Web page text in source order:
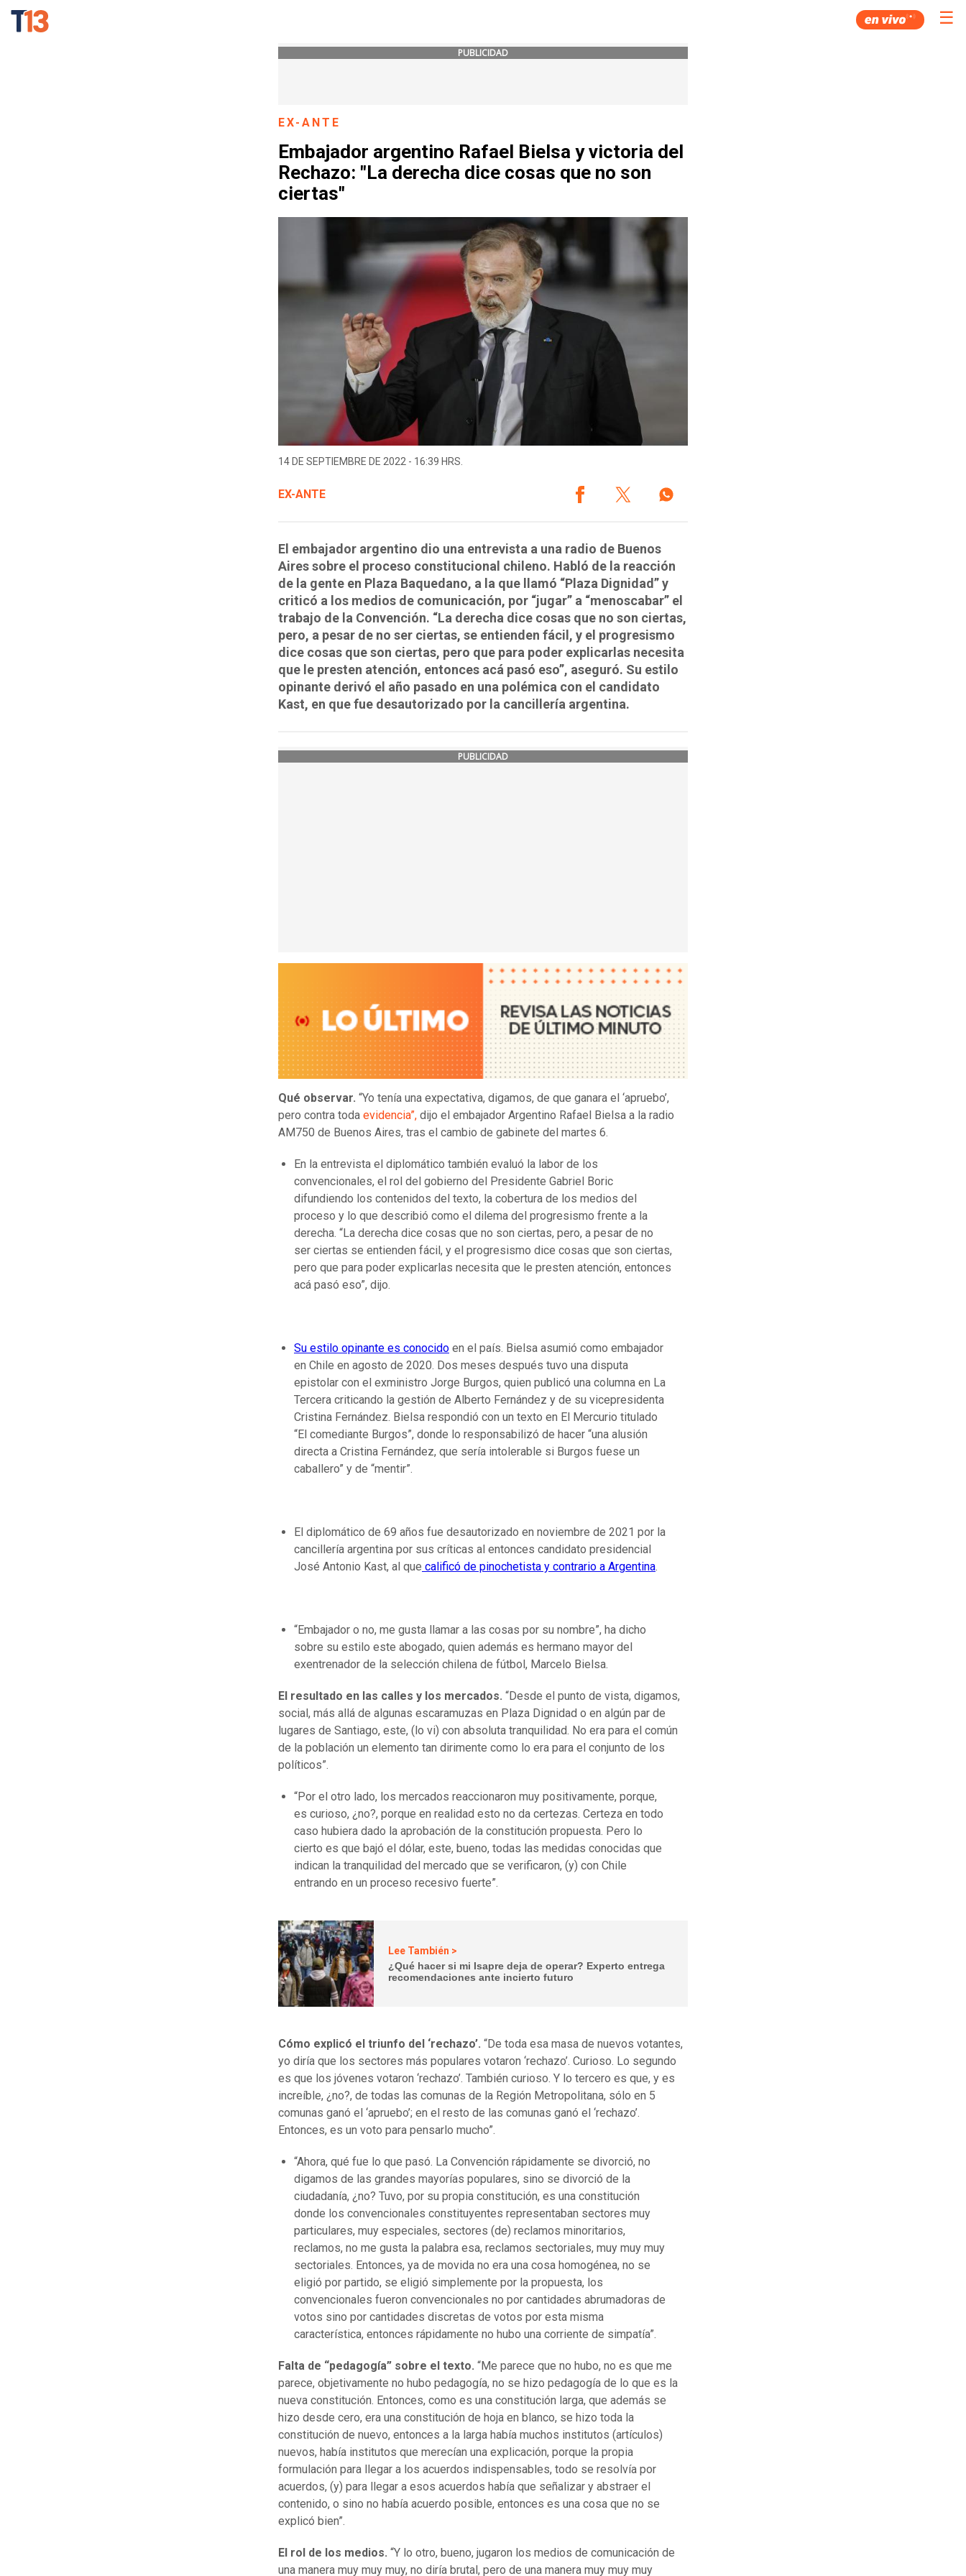
☰
PUBLICIDAD
EX-ANTE
Embajador argentino Rafael Bielsa y victoria del
Rechazo: "La derecha dice cosas que no son
ciertas"
14 DE SEPTIEMBRE DE 2022 - 16:39 HRS.
EX-ANTE
El embajador argentino dio una entrevista a una radio de Buenos
Aires sobre el proceso constitucional chileno. Habló de la reacción
de la gente en Plaza Baquedano, a la que llamó “Plaza Dignidad” y
criticó a los medios de comunicación, por “jugar” a “menoscabar” el
trabajo de la Convención. “La derecha dice cosas que no son ciertas,
pero, a pesar de no ser ciertas, se entienden fácil, y el progresismo
dice cosas que son ciertas, pero que para poder explicarlas necesita
que le presten atención, entonces acá pasó eso”, aseguró. Su estilo
opinante derivó el año pasado en una polémica con el candidato
Kast, en que fue desautorizado por la cancillería argentina.
PUBLICIDAD
Qué observar. “Yo tenía una expectativa, digamos, de que ganara el ‘apruebo’,
pero contra toda evidencia”, dijo el embajador Argentino Rafael Bielsa a la radio
AM750 de Buenos Aires, tras el cambio de gabinete del martes 6.
En la entrevista el diplomático también evaluó la labor de los
convencionales, el rol del gobierno del Presidente Gabriel Boric
difundiendo los contenidos del texto, la cobertura de los medios del
proceso y lo que describió como el dilema del progresismo frente a la
derecha. “La derecha dice cosas que no son ciertas, pero, a pesar de no
ser ciertas se entienden fácil, y el progresismo dice cosas que son ciertas,
pero que para poder explicarlas necesita que le presten atención, entonces
acá pasó eso”, dijo.
Su estilo opinante es conocido en el país. Bielsa asumió como embajador
en Chile en agosto de 2020. Dos meses después tuvo una disputa
epistolar con el exministro Jorge Burgos, quien publicó una columna en La
Tercera criticando la gestión de Alberto Fernández y de su vicepresidenta
Cristina Fernández. Bielsa respondió con un texto en El Mercurio titulado
“El comediante Burgos”, donde lo responsabilizó de hacer “una alusión
directa a Cristina Fernández, que sería intolerable si Burgos fuese un
caballero” y de “mentir”.
El diplomático de 69 años fue desautorizado en noviembre de 2021 por la
cancillería argentina por sus críticas al entonces candidato presidencial
José Antonio Kast, al que calificó de pinochetista y contrario a Argentina.
“Embajador o no, me gusta llamar a las cosas por su nombre”, ha dicho
sobre su estilo este abogado, quien además es hermano mayor del
exentrenador de la selección chilena de fútbol, Marcelo Bielsa.
El resultado en las calles y los mercados. “Desde el punto de vista, digamos,
social, más allá de algunas escaramuzas en Plaza Dignidad o en algún par de
lugares de Santiago, este, (lo vi) con absoluta tranquilidad. No era para el común
de la población un elemento tan dirimente como lo era para el conjunto de los
políticos”.
“Por el otro lado, los mercados reaccionaron muy positivamente, porque,
es curioso, ¿no?, porque en realidad esto no da certezas. Certeza en todo
caso hubiera dado la aprobación de la constitución propuesta. Pero lo
cierto es que bajó el dólar, este, bueno, todas las medidas conocidas que
indican la tranquilidad del mercado que se verificaron, (y) con Chile
entrando en un proceso recesivo fuerte”.
Lee También >
¿Qué hacer si mi Isapre deja de operar? Experto entrega
recomendaciones ante incierto futuro
Cómo explicó el triunfo del ‘rechazo’. “De toda esa masa de nuevos votantes,
yo diría que los sectores más populares votaron ‘rechazo’. Curioso. Lo segundo
es que los jóvenes votaron ‘rechazo’. También curioso. Y lo tercero es que, y es
increíble, ¿no?, de todas las comunas de la Región Metropolitana, sólo en 5
comunas ganó el ‘apruebo’; en el resto de las comunas ganó el ‘rechazo’.
Entonces, es un voto para pensarlo mucho”.
“Ahora, qué fue lo que pasó. La Convención rápidamente se divorció, no
digamos de las grandes mayorías populares, sino se divorció de la
ciudadanía, ¿no? Tuvo, por su propia constitución, es una constitución
donde los convencionales constituyentes representaban sectores muy
particulares, muy especiales, sectores (de) reclamos minoritarios,
reclamos, no me gusta la palabra esa, reclamos sectoriales, muy muy muy
sectoriales. Entonces, ya de movida no era una cosa homogénea, no se
eligió por partido, se eligió simplemente por la propuesta, los
convencionales fueron convencionales no por cantidades abrumadoras de
votos sino por cantidades discretas de votos por esta misma
característica, entonces rápidamente no hubo una corriente de simpatía”.
Falta de “pedagogía” sobre el texto. “Me parece que no hubo, no es que me
parece, objetivamente no hubo pedagogía, no se hizo pedagogía de lo que es la
nueva constitución. Entonces, como es una constitución larga, que además se
hizo desde cero, era una constitución de hoja en blanco, se hizo toda la
constitución de nuevo, entonces a la larga había muchos institutos (artículos)
nuevos, había institutos que merecían una explicación, porque la propia
formulación para llegar a los acuerdos indispensables, todo se resolvía por
acuerdos, (y) para llegar a esos acuerdos había que señalizar y abstraer el
contenido, o sino no había acuerdo posible, entonces es una cosa que no se
explicó bien”.
El rol de los medios. “Y lo otro, bueno, jugaron los medios de comunicación de
una manera muy muy muy, no diría brutal, pero de una manera muy muy muy